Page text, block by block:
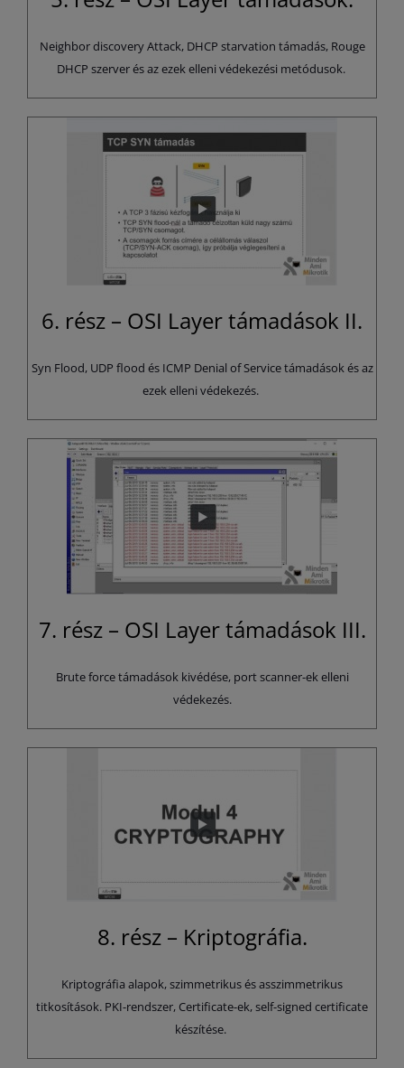
Neighbor discovery Attack, DHCP starvation támadás, Rouge
DHCP szerver és az ezek elleni védekezési metódusok.
6. rész – OSI Layer támadások II.
Syn Flood, UDP flood és ICMP Denial of Service támadások és az
ezek elleni védekezés.
7. rész – OSI Layer támadások III.
Brute force támadások kivédése, port scanner-ek elleni
védekezés.
8. rész – Kriptográfia.
Kriptográfia alapok, szimmetrikus és asszimmetrikus
titkosítások. PKI-rendszer, Certificate-ek, self-signed certificate
készítése.